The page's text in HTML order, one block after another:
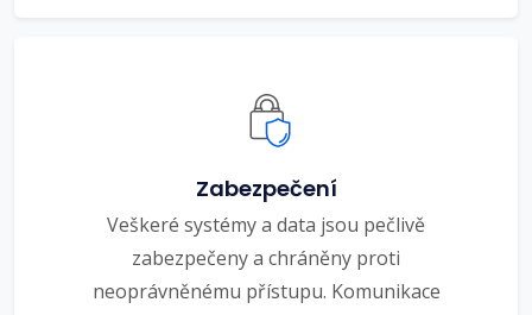
Zabezpečení
Veškeré systémy a data jsou pečlivě
zabezpečeny a chráněny proti
neoprávněnému přístupu. Komunikace